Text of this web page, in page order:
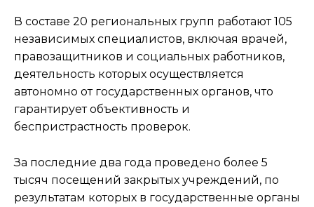
В составе 20 региональных групп работают 105
независимых специалистов, включая врачей,
правозащитников и социальных работников,
деятельность которых осуществляется
автономно от государственных органов, что
гарантирует объективность и
беспристрастность проверок.
За последние два года проведено более 5
тысяч посещений закрытых учреждений, по
результатам которых в государственные органы